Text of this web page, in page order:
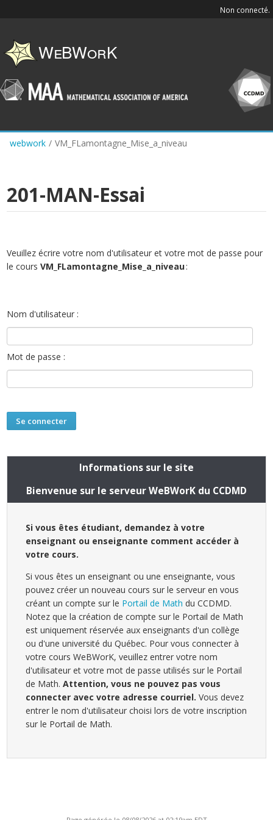
content
Non connecté.
webwork / VM_FLamontagne_Mise_a_niveau
201-MAN-Essai
Veuillez écrire votre nom d'utilisateur et votre mot de passe pour
le coursVM_FLamontagne_Mise_a_niveau:
Nom d'utilisateur :
Mot de passe :
Informations sur le site
Bienvenue sur le serveur WeBWorK du CCDMD
Si vous êtes étudiant, demandez à votre
enseignant ou enseignante comment accéder à
votre cours.
Si vous êtes un enseignant ou une enseignante, vous
pouvez créer un nouveau cours sur le serveur en vous
créant un compte sur le Portail de Math du CCDMD.
Notez que la création de compte sur le Portail de Math
est uniquement réservée aux enseignants d'un collège
ou d'une université du Québec. Pour vous connecter à
votre cours WeBWorK, veuillez entrer votre nom
d'utilisateur et votre mot de passe utilisés sur le Portail
de Math.Attention, vous ne pouvez pas vous
connecter avec votre adresse courriel. Vous devez
entrer le nom d'utilisateur choisi lors de votre inscription
sur le Portail de Math.